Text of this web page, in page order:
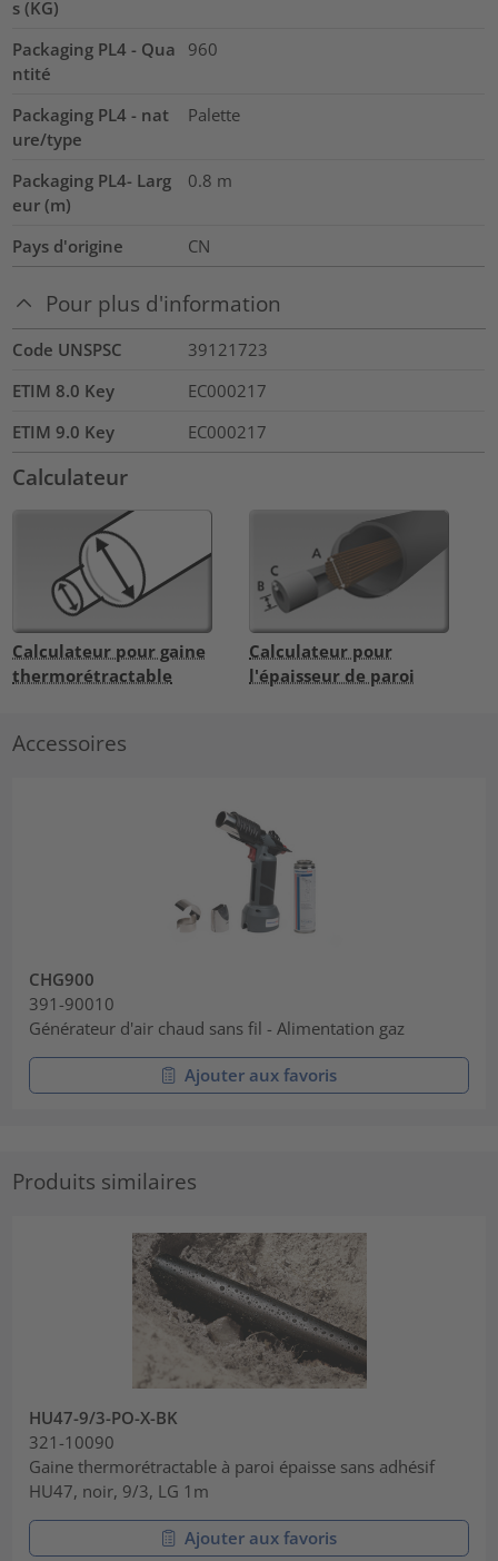
s (KG)
Packaging PL4 - Qua
ntité
960
Packaging PL4 - nat
ure/type
Palette
Packaging PL4- Larg
eur (m)
0.8 m
Pays d'origine CN
Pour plus d'information
Code UNSPSC
39121723
ETIM 8.0 Key
EC000217
ETIM 9.0 Key
EC000217
Calculateur
Calculateur pour gaine
thermorétractable
Calculateur pour
l'épaisseur de paroi
Accessoires
CHG900
391-90010
Générateur d'air chaud sans fil - Alimentation gaz
Ajouter aux favoris
Produits similaires
HU47-9/3-PO-X-BK
321-10090
Gaine thermorétractable à paroi épaisse sans adhésif
HU47, noir, 9/3, LG 1m
Ajouter aux favoris